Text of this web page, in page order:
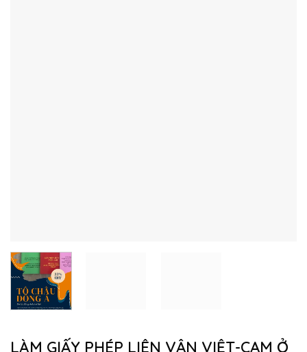
LÀM GIẤY PHÉP LIÊN VẬN VIỆT-CAM Ở